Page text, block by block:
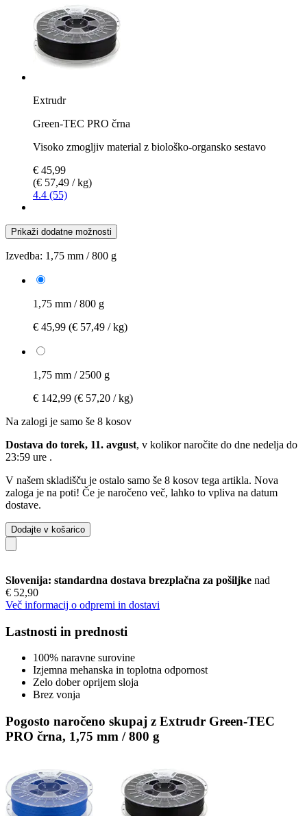
Extrudr
Green-TEC PRO črna
Visoko zmogljiv material z biološko-organsko sestavo
€ 45,99
(€ 57,49 / kg)
4.4 (55)
Prikaži dodatne možnosti
Izvedba: 1,75 mm / 800 g
1,75 mm / 800 g
€ 45,99 (€ 57,49 / kg)
1,75 mm / 2500 g
€ 142,99 (€ 57,20 / kg)
Na zalogi je samo še 8 kosov
Dostava do torek, 11. avgust, v kolikor naročite do dne nedelja do
23:59 ure .
V našem skladišču je ostalo samo še 8 kosov tega artikla. Nova
zaloga je na poti! Če je naročeno več, lahko to vpliva na datum
dostave.
Dodajte v košarico
Slovenija: standardna dostava brezplačna za pošiljke nad
€ 52,90
Več informacij o odpremi in dostavi
Lastnosti in prednosti
100% naravne surovine
Izjemna mehanska in toplotna odpornost
Zelo dober oprijem sloja
Brez vonja
Pogosto naročeno skupaj z Extrudr Green-TEC
PRO črna, 1,75 mm / 800 g